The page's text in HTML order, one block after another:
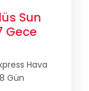
Sun
Gece
Hava
Gün